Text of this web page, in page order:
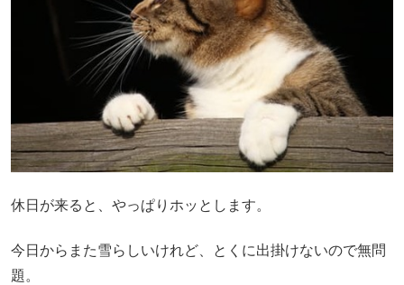
休日が来ると、やっぱりホッとします。
今日からまた雪らしいけれど、とくに出掛けないので無問
題。